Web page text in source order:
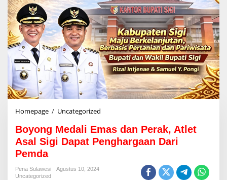
Homepage / Uncategorized
y
o
n
Boyong Medali Emas dan Perak, Atlet
Asal Sigi Dapat Penghargaan Dari
Pemda
Pena Sulawesi
Agustus 10, 2024
Uncategorized